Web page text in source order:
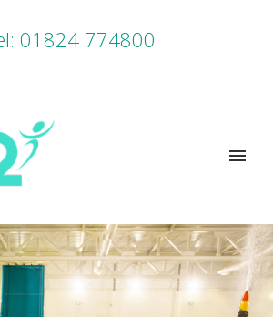
01824 774800